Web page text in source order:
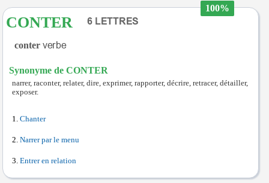
100%
CONTER
conter
Synonyme de CONTER
narrer, raconter, relater, dire, exprimer, rapporter, décrire, retracer, détailler,
exposer.
Chanter
Narrer par le menu
Entrer en relation